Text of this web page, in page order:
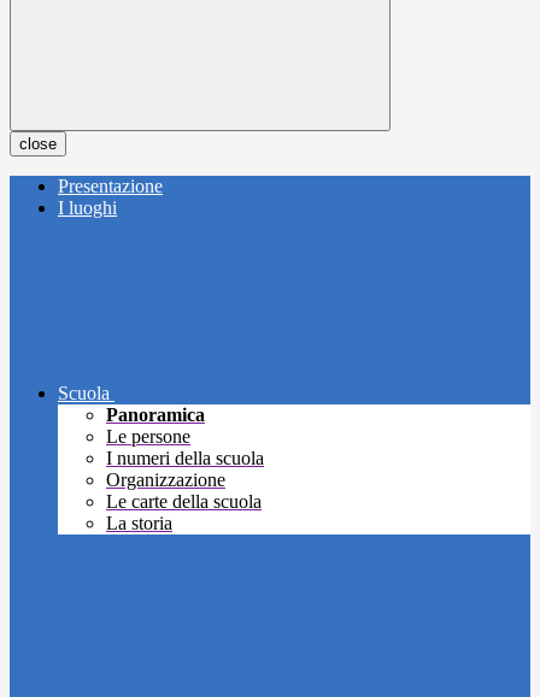
close
Presentazione
I luoghi
Scuola
Panoramica
Le persone
I numeri della scuola
Organizzazione
Le carte della scuola
La storia